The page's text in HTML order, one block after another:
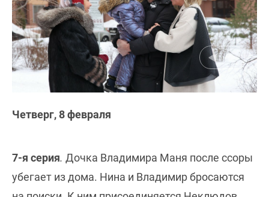
Четверг, 8 февраля
7-я серия. Дочка Владимира Маня после ссоры
убегает из дома. Нина и Владимир бросаются